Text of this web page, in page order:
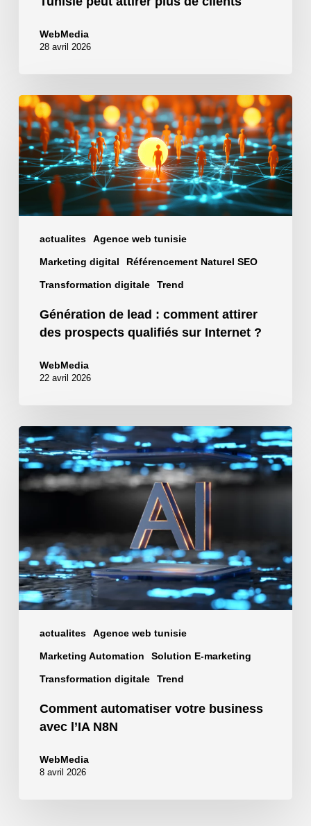
WebMedia
28 avril 2026
actualites Agence web tunisie
Marketing digital Référencement Naturel SEO
Transformation digitale Trend
Génération
de
lead
:
comment
attirer
des
Internet
Génération de lead : comment attirer
des prospects qualifiés sur Internet ?
WebMedia
22 avril 2026
actualites Agence web tunisie
Marketing Automation Solution E-marketing
Transformation digitale Trend
Comment
automatiser
votre
business
N8N
Comment automatiser votre business
avec l’IA N8N
WebMedia
8 avril 2026